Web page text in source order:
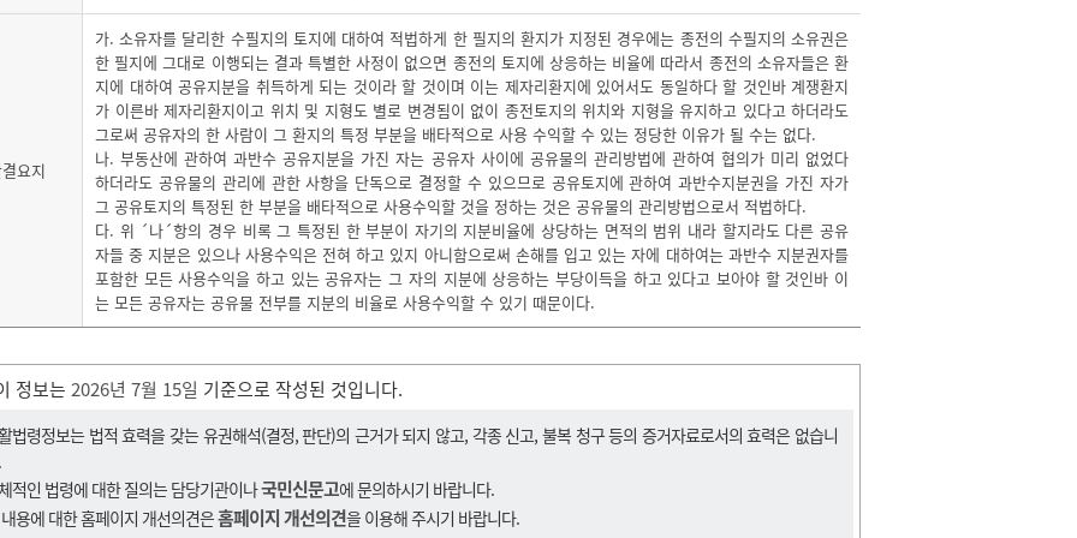
요지
가. 소유자를 달리한 수필지의 토지에 대하여 적법하게 한 필지의 환지가 지정된 경우에는 종전의 수필지의 소유권은
한 필지에 그대로 이행되는 결과 특별한 사정이 없으면 종전의 토지에 상응하는 비율에 따라서 종전의 소유자들은 환
지에 대하여 공유지분을 취득하게 되는 것이라 할 것이며 이는 제자리환지에 있어서도 동일하다 할 것인바 계쟁환지
가 이른바 제자리환지이고 위치 및 지형도 별로 변경됨이 없이 종전토지의 위치와 지형을 유지하고 있다고 하더라도
그로써 공유자의 한 사람이 그 환지의 특정 부분을 배타적으로 사용 수익할 수 있는 정당한 이유가 될 수는 없다.
나. 부동산에 관하여 과반수 공유지분을 가진 자는 공유자 사이에 공유물의 관리방법에 관하여 협의가 미리 없었다
하더라도 공유물의 관리에 관한 사항을 단독으로 결정할 수 있으므로 공유토지에 관하여 과반수지분권을 가진 자가
그 공유토지의 특정된 한 부분을 배타적으로 사용수익할 것을 정하는 것은 공유물의 관리방법으로서 적법하다.
다. 위 ´나´항의 경우 비록 그 특정된 한 부분이 자기의 지분비율에 상당하는 면적의 범위 내라 할지라도 다른 공유
자들 중 지분은 있으나 사용수익은 전혀 하고 있지 아니함으로써 손해를 입고 있는 자에 대하여는 과반수 지분권자를
포함한 모든 사용수익을 하고 있는 공유자는 그 자의 지분에 상응하는 부당이득을 하고 있다고 보아야 할 것인바 이
는 모든 공유자는 공유물 전부를 지분의 비율로 사용수익할 수 있기 때문이다.
정보는 2026년 7월 15일 기준으로 작성된 것입니다.
법령정보는 법적 효력을 갖는 유권해석(결정, 판단)의 근거가 되지 않고, 각종 신고, 불복 청구 등의 증거자료로서의 효력은 없습니
적인 법령에 대한 질의는 담당기관이나국민신문고에 문의하시기 바랍니다.
용에 대한 홈페이지 개선의견은홈페이지 개선의견을 이용해 주시기 바랍니다.